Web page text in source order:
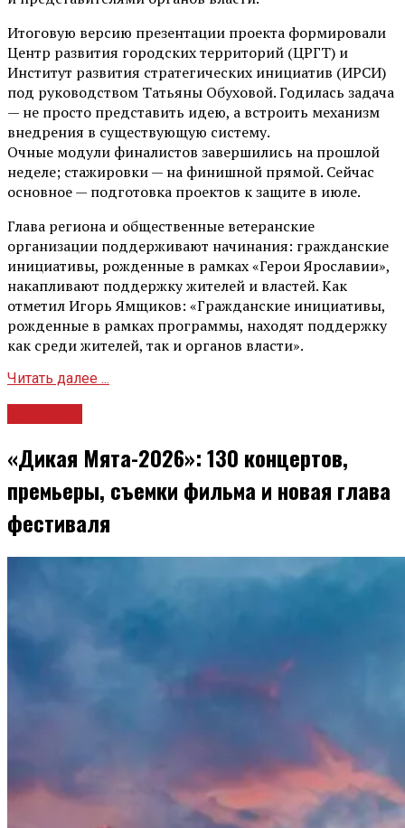
Итоговую версию презентации проекта формировали
Центр развития городских территорий (ЦРГТ) и
Институт развития стратегических инициатив (ИРСИ)
под руководством Татьяны Обуховой. Годилась задача
— не просто представить идею, а встроить механизм
внедрения в существующую систему.
Очные модули финалистов завершились на прошлой
неделе; стажировки — на финишной прямой. Сейчас
основное — подготовка проектов к защите в июле.
Глава региона и общественные ветеранские
организации поддерживают начинания: гражданские
инициативы, рожденные в рамках «Герои Ярославии»,
накапливают поддержку жителей и властей. Как
отметил Игорь Ямщиков: «Гражданские инициативы,
рожденные в рамках программы, находят поддержку
как среди жителей, так и органов власти».
Читать далее ...
«Дикая Мята-2026»: 130 концертов,
премьеры, съемки фильма и новая глава
фестиваля